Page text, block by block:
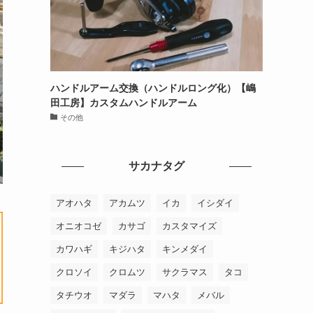
ハンドルアーム交換（ハンドルロング化）【嶋
田工房】カスタムハンドルアーム
その他
サカナタグ
アオハタ アカムツ イカ イシダイ
オニオコゼ カサゴ カスタマイズ
カワハギ キジハタ キンメダイ
クロソイ クロムツ サクラマス タコ
タチウオ マダラ マハタ メバル